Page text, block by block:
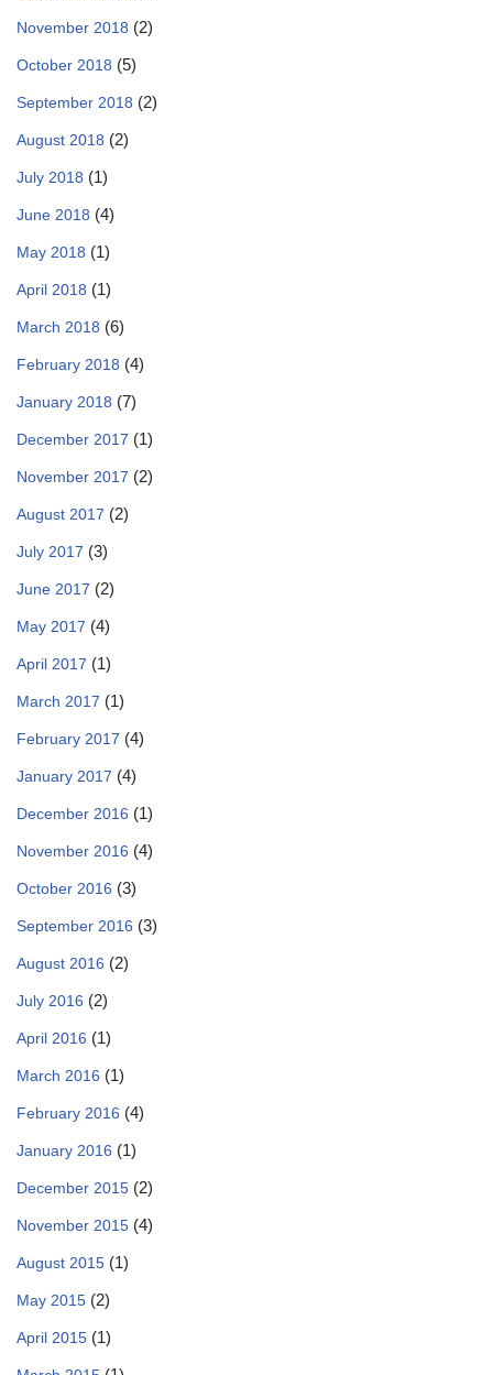
November 2018 (2)
October 2018 (5)
September 2018 (2)
August 2018 (2)
July 2018 (1)
June 2018 (4)
May 2018 (1)
April 2018 (1)
March 2018 (6)
February 2018 (4)
January 2018 (7)
December 2017 (1)
November 2017 (2)
August 2017 (2)
July 2017 (3)
June 2017 (2)
May 2017 (4)
April 2017 (1)
March 2017 (1)
February 2017 (4)
January 2017 (4)
December 2016 (1)
November 2016 (4)
October 2016 (3)
September 2016 (3)
August 2016 (2)
July 2016 (2)
April 2016 (1)
March 2016 (1)
February 2016 (4)
January 2016 (1)
December 2015 (2)
November 2015 (4)
August 2015 (1)
May 2015 (2)
April 2015 (1)